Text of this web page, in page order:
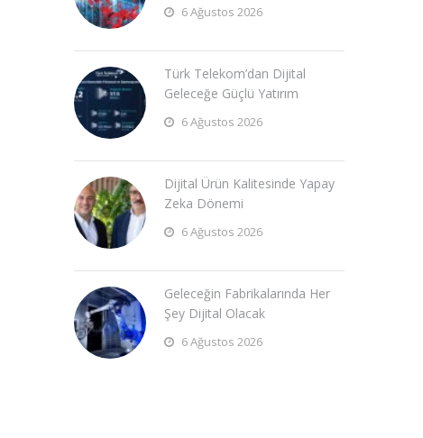
6 Ağustos 2026
Türk Telekom’dan Dijital
Geleceğe Güçlü Yatırım
6 Ağustos 2026
Dijital Ürün Kalitesinde Yapay
Zeka Dönemi
6 Ağustos 2026
Geleceğin Fabrikalarında Her
Şey Dijital Olacak
6 Ağustos 2026